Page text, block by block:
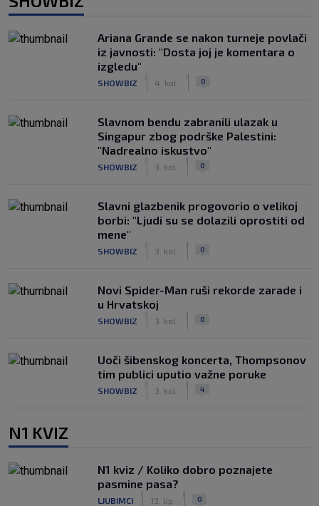
Ariana Grande se nakon turneje povlači
iz javnosti: "Dosta joj je komentara o
izgledu"
SHOWBIZ 4. kol. 0
Slavnom bendu zabranili ulazak u
Singapur zbog podrške Palestini:
"Nadrealno iskustvo"
SHOWBIZ 3. kol. 0
Slavni glazbenik progovorio o velikoj
borbi: "Ljudi su se dolazili oprostiti od
mene"
SHOWBIZ 3. kol. 0
Novi Spider-Man ruši rekorde zarade i
u Hrvatskoj
SHOWBIZ 3. kol. 0
Uoči šibenskog koncerta, Thompsonov
tim publici uputio važne poruke
SHOWBIZ 3. kol. 4
N1 KVIZ
N1 kviz / Koliko dobro poznajete
pasmine pasa?
LJUBIMCI 13. lip. 0